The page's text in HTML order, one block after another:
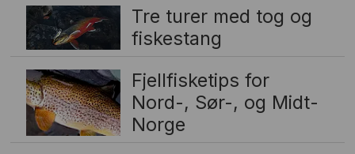
Tre turer med tog og
fiskestang
Fjellfisketips for
Nord-, Sør-, og Midt-
Norge